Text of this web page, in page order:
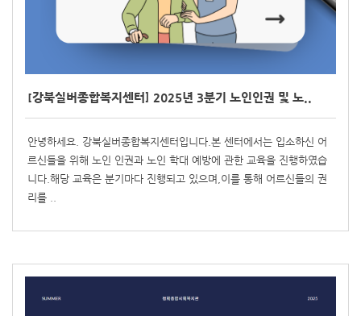
[강북실버종합복지센터] 2025년 3분기 노인인권 및 노..
안녕하세요. 강북실버종합복지센터입니다.본 센터에서는 입소하신 어
르신들을 위해 노인 인권과 노인 학대 예방에 관한 교육을 진행하였습
니다.해당 교육은 분기마다 진행되고 있으며,이를 통해 어르신들의 권
리를 ..